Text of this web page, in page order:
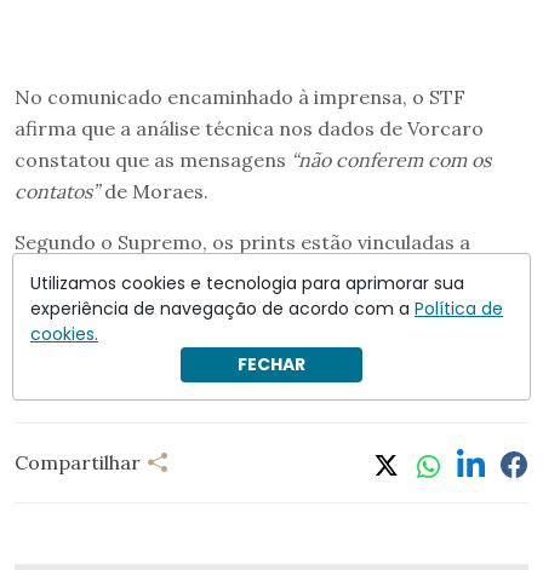
No comunicado encaminhado à imprensa, o STF
afirma que a análise técnica nos dados de Vorcaro
constatou que as mensagens “não conferem com os
contatos”de Moraes.
Segundo o Supremo, os prints estão vinculadas a
pastas de
“outras pessoas”
na lista de contatos do
banqueiro.
STF nega que mensagens de Vorcaro
tenham sido enviadas a Moraes
Compartilhar
Utilizamos cookies e tecnologia para aprimorar sua
experiência de navegação de acordo com a Política de
cookies.
FECHAR